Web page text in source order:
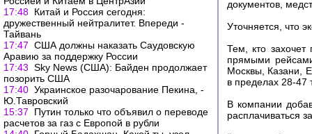
17:48 Китай и Россия сегодня:
дружественный нейтралитет. Впереди -
Тайвань
17:47 США должны наказать Саудовскую
Аравию за поддержку России
17:43 Sky News (США): Байден продолжает
позорить США
17:40 Украинское разочарование Пекина, -
Ю.Тавровский
15:37
Путин только что объявил о переводе
расчетов за газ с Европой в рубли
документов,
Уточняется, что
Тем, кто захочет
прямыми
Москвы, Казани,
в пределах 28-47
В компании
расплачиваться